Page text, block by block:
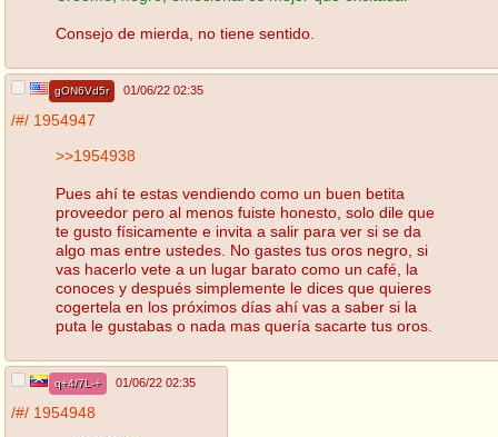
Consejo de mierda, no tiene sentido.
gON6Vd5r 01/06/22 02:35
/#/ 1954947
>>1954938
Pues ahí te estas vendiendo como un buen betita
proveedor pero al menos fuiste honesto, solo dile que
te gusto físicamente e invita a salir para ver si se da
algo mas entre ustedes. No gastes tus oros negro, si
vas hacerlo vete a un lugar barato como un café, la
conoces y después simplemente le dices que quieres
cogertela en los próximos días ahí vas a saber si la
puta le gustabas o nada mas quería sacarte tus oros.
q+4/7L-+ 01/06/22 02:35
/#/ 1954948